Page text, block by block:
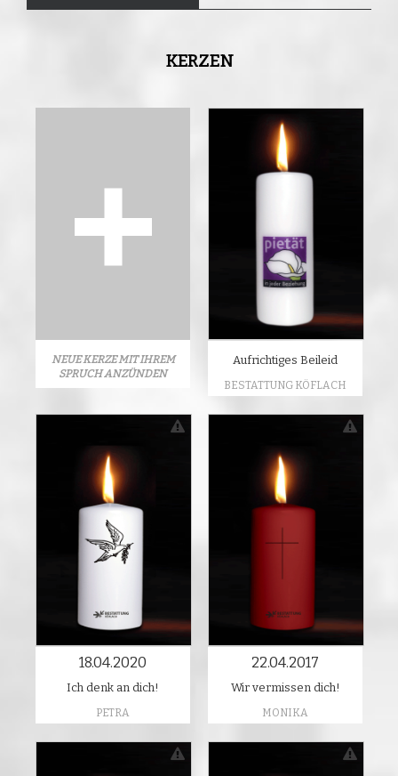
KERZEN
NEUE KERZE MIT IHREM
SPRUCH ANZÜNDEN
Aufrichtiges Beileid
BESTATTUNG KÖFLACH
18.04.2020
Ich denk an dich!
PETRA
22.04.2017
Wir vermissen dich!
MONIKA